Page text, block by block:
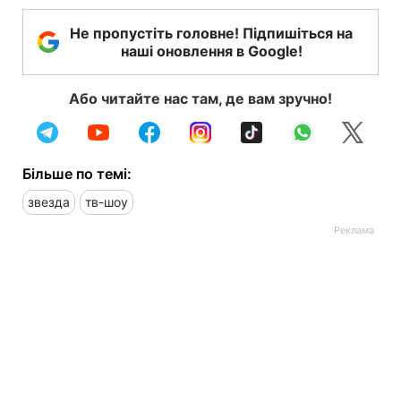
Не пропустіть головне! Підпишіться на
наші оновлення в Google!
Або читайте нас там, де вам зручно!
Більше по темі:
звезда тв-шоу